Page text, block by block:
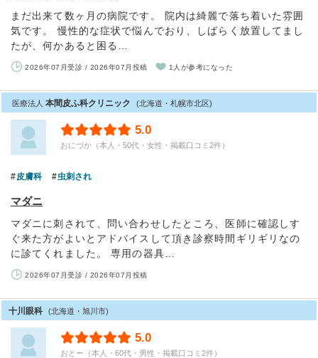
まだ出来て数ヶ月の病院です。 院内は綺麗で落ち着いた雰囲
気です。 慢性的な症状で悩んでおり、しばらく放置してまし
たが、何かあると困る…
2026年07月受診 / 2026年07月投稿 1人が参考になった
医療法人 本間皮ふ科クリニック (北海道・札幌市北区)
5.0
おにづか（本人・50代・女性・掲載口コミ2件）
皮膚科 虫刺され
マダニ
マダニに刺されて、問い合わせしたところ、医師に確認しす
ぐ来た方がよいとアドバイスして頂き診察時間ギリギリなの
に診てくれました。 専用の器具…
2026年07月受診 / 2026年07月投稿
十川眼科 (北海道・旭川市)
5.0
おとー（本人・60代・男性・掲載口コミ2件）